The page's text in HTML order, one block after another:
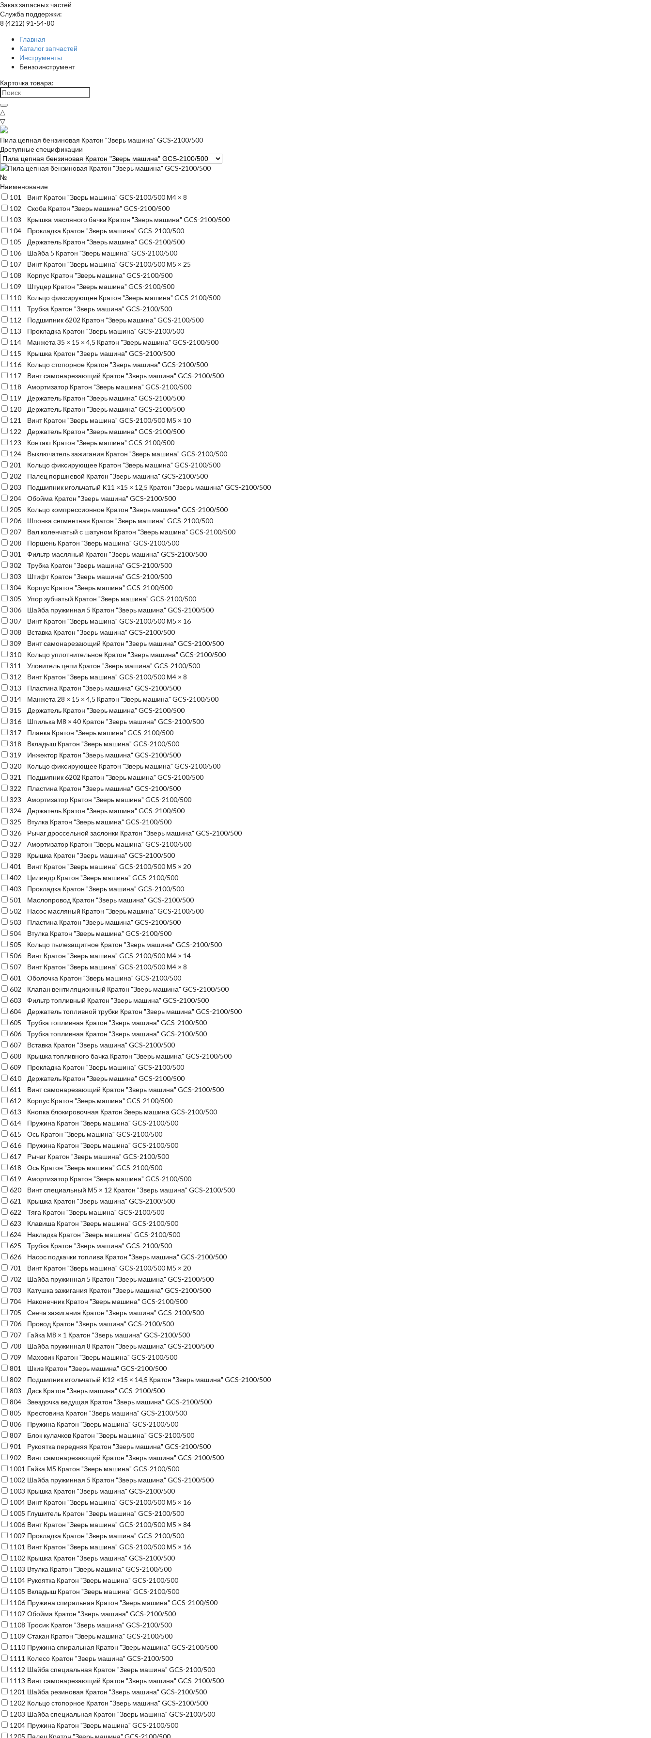
Заказ запасных частей
Служба поддержки:
8 (4212) 91-54-80
Главная
Каталог запчастей
Инструменты
Бензоинструмент
Карточка товара:
△
▽
Пила цепная бензиновая Кратон "Зверь машина" GCS-2100/500
Доступные спецификации
№
Наименование
101
Винт Кратон "Зверь машина" GCS-2100/500 М4 × 8
102
Скоба Кратон "Зверь машина" GCS-2100/500
103
Крышка масляного бачка Кратон "Зверь машина" GCS-2100/500
104
Прокладка Кратон "Зверь машина" GCS-2100/500
105
Держатель Кратон "Зверь машина" GCS-2100/500
106
Шайба 5 Кратон "Зверь машина" GCS-2100/500
107
Винт Кратон "Зверь машина" GCS-2100/500 М5 × 25
108
Корпус Кратон "Зверь машина" GCS-2100/500
109
Штуцер Кратон "Зверь машина" GCS-2100/500
110
Кольцо фиксирующее Кратон "Зверь машина" GCS-2100/500
111
Трубка Кратон "Зверь машина" GCS-2100/500
112
Подшипник 6202 Кратон "Зверь машина" GCS-2100/500
113
Прокладка Кратон "Зверь машина" GCS-2100/500
114
Манжета 35 × 15 × 4,5 Кратон "Зверь машина" GCS-2100/500
115
Крышка Кратон "Зверь машина" GCS-2100/500
116
Кольцо стопорное Кратон "Зверь машина" GCS-2100/500
117
Винт самонарезающий Кратон "Зверь машина" GCS-2100/500
118
Амортизатор Кратон "Зверь машина" GCS-2100/500
119
Держатель Кратон "Зверь машина" GCS-2100/500
120
Держатель Кратон "Зверь машина" GCS-2100/500
121
Винт Кратон "Зверь машина" GCS-2100/500 М5 × 10
122
Держатель Кратон "Зверь машина" GCS-2100/500
123
Контакт Кратон "Зверь машина" GCS-2100/500
124
Выключатель зажигания Кратон "Зверь машина" GCS-2100/500
201
Кольцо фиксирующее Кратон "Зверь машина" GCS-2100/500
202
Палец поршневой Кратон "Зверь машина" GCS-2100/500
203
Подшипник игольчатый K11 ×15 × 12,5 Кратон "Зверь машина" GCS-2100/500
204
Обойма Кратон "Зверь машина" GCS-2100/500
205
Кольцо компрессионное Кратон "Зверь машина" GCS-2100/500
206
Шпонка сегментная Кратон "Зверь машина" GCS-2100/500
207
Вал коленчатый с шатуном Кратон "Зверь машина" GCS-2100/500
208
Поршень Кратон "Зверь машина" GCS-2100/500
301
Фильтр масляный Кратон "Зверь машина" GCS-2100/500
302
Трубка Кратон "Зверь машина" GCS-2100/500
303
Штифт Кратон "Зверь машина" GCS-2100/500
304
Корпус Кратон "Зверь машина" GCS-2100/500
305
Упор зубчатый Кратон "Зверь машина" GCS-2100/500
306
Шайба пружинная 5 Кратон "Зверь машина" GCS-2100/500
307
Винт Кратон "Зверь машина" GCS-2100/500 М5 × 16
308
Вставка Кратон "Зверь машина" GCS-2100/500
309
Винт самонарезающий Кратон "Зверь машина" GCS-2100/500
310
Кольцо уплотнительное Кратон "Зверь машина" GCS-2100/500
311
Уловитель цепи Кратон "Зверь машина" GCS-2100/500
312
Винт Кратон "Зверь машина" GCS-2100/500 М4 × 8
313
Пластина Кратон "Зверь машина" GCS-2100/500
314
Манжета 28 × 15 × 4,5 Кратон "Зверь машина" GCS-2100/500
315
Держатель Кратон "Зверь машина" GCS-2100/500
316
Шпилька М8 × 40 Кратон "Зверь машина" GCS-2100/500
317
Планка Кратон "Зверь машина" GCS-2100/500
318
Вкладыш Кратон "Зверь машина" GCS-2100/500
319
Инжектор Кратон "Зверь машина" GCS-2100/500
320
Кольцо фиксирующее Кратон "Зверь машина" GCS-2100/500
321
Подшипник 6202 Кратон "Зверь машина" GCS-2100/500
322
Пластина Кратон "Зверь машина" GCS-2100/500
323
Амортизатор Кратон "Зверь машина" GCS-2100/500
324
Держатель Кратон "Зверь машина" GCS-2100/500
325
Втулка Кратон "Зверь машина" GCS-2100/500
326
Рычаг дроссельной заслонки Кратон "Зверь машина" GCS-2100/500
327
Амортизатор Кратон "Зверь машина" GCS-2100/500
328
Крышка Кратон "Зверь машина" GCS-2100/500
401
Винт Кратон "Зверь машина" GCS-2100/500 М5 × 20
402
Цилиндр Кратон "Зверь машина" GCS-2100/500
403
Прокладка Кратон "Зверь машина" GCS-2100/500
501
Маслопровод Кратон "Зверь машина" GCS-2100/500
502
Насос масляный Кратон "Зверь машина" GCS-2100/500
503
Пластина Кратон "Зверь машина" GCS-2100/500
504
Втулка Кратон "Зверь машина" GCS-2100/500
505
Кольцо пылезащитное Кратон "Зверь машина" GCS-2100/500
506
Винт Кратон "Зверь машина" GCS-2100/500 М4 × 14
507
Винт Кратон "Зверь машина" GCS-2100/500 М4 × 8
601
Оболочка Кратон "Зверь машина" GCS-2100/500
602
Клапан вентиляционный Кратон "Зверь машина" GCS-2100/500
603
Фильтр топливный Кратон "Зверь машина" GCS-2100/500
604
Держатель топливной трубки Кратон "Зверь машина" GCS-2100/500
605
Трубка топливная Кратон "Зверь машина" GCS-2100/500
606
Трубка топливная Кратон "Зверь машина" GCS-2100/500
607
Вставка Кратон "Зверь машина" GCS-2100/500
608
Крышка топливного бачка Кратон "Зверь машина" GCS-2100/500
609
Прокладка Кратон "Зверь машина" GCS-2100/500
610
Держатель Кратон "Зверь машина" GCS-2100/500
611
Винт самонарезающий Кратон "Зверь машина" GCS-2100/500
612
Корпус Кратон "Зверь машина" GCS-2100/500
613
Кнопка блокировочная Кратон Зверь машина GCS-2100/500
614
Пружина Кратон "Зверь машина" GCS-2100/500
615
Ось Кратон "Зверь машина" GCS-2100/500
616
Пружина Кратон "Зверь машина" GCS-2100/500
617
Рычаг Кратон "Зверь машина" GCS-2100/500
618
Ось Кратон "Зверь машина" GCS-2100/500
619
Амортизатор Кратон "Зверь машина" GCS-2100/500
620
Винт специальный М5 × 12 Кратон "Зверь машина" GCS-2100/500
621
Крышка Кратон "Зверь машина" GCS-2100/500
622
Тяга Кратон "Зверь машина" GCS-2100/500
623
Клавиша Кратон "Зверь машина" GCS-2100/500
624
Накладка Кратон "Зверь машина" GCS-2100/500
625
Трубка Кратон "Зверь машина" GCS-2100/500
626
Насос подкачки топлива Кратон "Зверь машина" GCS-2100/500
701
Винт Кратон "Зверь машина" GCS-2100/500 М5 × 20
702
Шайба пружинная 5 Кратон "Зверь машина" GCS-2100/500
703
Катушка зажигания Кратон "Зверь машина" GCS-2100/500
704
Наконечник Кратон "Зверь машина" GCS-2100/500
705
Свеча зажигания Кратон "Зверь машина" GCS-2100/500
706
Провод Кратон "Зверь машина" GCS-2100/500
707
Гайка М8 × 1 Кратон "Зверь машина" GCS-2100/500
708
Шайба пружинная 8 Кратон "Зверь машина" GCS-2100/500
709
Маховик Кратон "Зверь машина" GCS-2100/500
801
Шкив Кратон "Зверь машина" GCS-2100/500
802
Подшипник игольчатый K12 ×15 × 14,5 Кратон "Зверь машина" GCS-2100/500
803
Диск Кратон "Зверь машина" GCS-2100/500
804
Звездочка ведущая Кратон "Зверь машина" GCS-2100/500
805
Крестовина Кратон "Зверь машина" GCS-2100/500
806
Пружина Кратон "Зверь машина" GCS-2100/500
807
Блок кулачков Кратон "Зверь машина" GCS-2100/500
901
Рукоятка передняя Кратон "Зверь машина" GCS-2100/500
902
Винт самонарезающий Кратон "Зверь машина" GCS-2100/500
1001 Гайка М5 Кратон "Зверь машина" GCS-2100/500
1002 Шайба пружинная 5 Кратон "Зверь машина" GCS-2100/500
1003 Крышка Кратон "Зверь машина" GCS-2100/500
1004 Винт Кратон "Зверь машина" GCS-2100/500 М5 × 16
1005 Глушитель Кратон "Зверь машина" GCS-2100/500
1006 Винт Кратон "Зверь машина" GCS-2100/500 М5 × 84
1007 Прокладка Кратон "Зверь машина" GCS-2100/500
1101 Винт Кратон "Зверь машина" GCS-2100/500 М5 × 16
1102 Крышка Кратон "Зверь машина" GCS-2100/500
1103 Втулка Кратон "Зверь машина" GCS-2100/500
1104 Рукоятка Кратон "Зверь машина" GCS-2100/500
1105 Вкладыш Кратон "Зверь машина" GCS-2100/500
1106 Пружина спиральная Кратон "Зверь машина" GCS-2100/500
1107 Обойма Кратон "Зверь машина" GCS-2100/500
1108 Тросик Кратон "Зверь машина" GCS-2100/500
1109 Стакан Кратон "Зверь машина" GCS-2100/500
1110 Пружина спиральная Кратон "Зверь машина" GCS-2100/500
1111 Колесо Кратон "Зверь машина" GCS-2100/500
1112 Шайба специальная Кратон "Зверь машина" GCS-2100/500
1113 Винт самонарезающий Кратон "Зверь машина" GCS-2100/500
1201 Шайба резиновая Кратон "Зверь машина" GCS-2100/500
1202 Кольцо стопорное Кратон "Зверь машина" GCS-2100/500
1203 Шайба специальная Кратон "Зверь машина" GCS-2100/500
1204 Пружина Кратон "Зверь машина" GCS-2100/500
1205 Палец Кратон "Зверь машина" GCS-2100/500